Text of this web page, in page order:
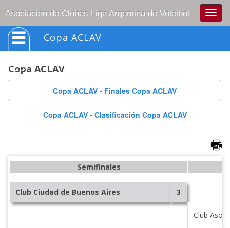
Asociacion de Clubes Liga Argentina de Voleibol
Copa ACLAV
Copa ACLAV
Copa ACLAV - Finales Copa ACLAV
Copa ACLAV - Clasificación Copa ACLAV
Semifinales
Club Ciudad de Buenos Aires 3
Club